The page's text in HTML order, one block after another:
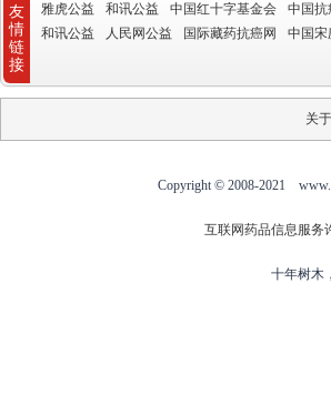
友
情
链
接
雅虎公益 和讯公益 中国红十字基金会 中国抗
和讯公益
人民网公益 国际藏药抗癌网 中国宋
关
Copyright © 2008-2021
互联网药品信息服务
十年树木